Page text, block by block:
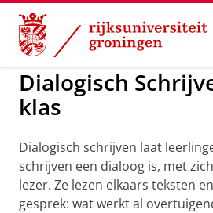
Skip
Content
Skip
Navigation
GMW Dag van Taal,
Dialogisch
klas
Dialogisch schrijven laat
schrijven een dialoog is, met
lezer. Ze lezen elkaars teksten
gesprek: wat werkt al